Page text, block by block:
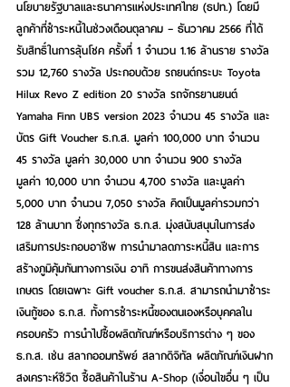
นโยบายรัฐบาลและธนาคารแห่งประเทศไทย (ธปท.) โดยมี
ลูกค้าที่ชำระหนี้ในช่วงเดือนตุลาคม – ธันวาคม 2566 ที่ได้
รับสิทธิ์ในการลุ้นโชค ครั้งที่ 1 จำนวน 1.16 ล้านราย รางวัล
รวม 12,760 รางวัล ประกอบด้วย รถยนต์กระบะ Toyota
Hilux Revo Z edition 20 รางวัล รถจักรยานยนต์
Yamaha Finn UBS version 2023 จำนวน 45 รางวัล และ
บัตร Gift Voucher ธ.ก.ส. มูลค่า 100,000 บาท จำนวน
45 รางวัล มูลค่า 30,000 บาท จำนวน 900 รางวัล
มูลค่า 10,000 บาท จำนวน 4,700 รางวัล และมูลค่า
5,000 บาท จำนวน 7,050 รางวัล คิดเป็นมูลค่ารวมกว่า
128 ล้านบาท ซึ่งทุกรางวัล ธ.ก.ส. มุ่งสนับสนุนในการส่ง
เสริมการประกอบอาชีพ การนำมาลดภาระหนี้สิน และการ
สร้างภูมิคุ้มกันทางการเงิน อาทิ การขนส่งสินค้าทางการ
เกษตร โดยเฉพาะ Gift voucher ธ.ก.ส. สามารถนำมาชำระ
เงินกู้ของ ธ.ก.ส. ทั้งการชำระหนี้ของตนเองหรือบุคคลใน
ครอบครัว การนำไปซื้อผลิตภัณฑ์หรือบริการต่าง ๆ ของ
ธ.ก.ส. เช่น สลากออมทรัพย์ สลากดิจิทัล ผลิตภัณฑ์เงินฝาก
สงเคราะห์ชีวิต ซื้อสินค้าในร้าน A-Shop (เงื่อนไขอื่น ๆ เป็น